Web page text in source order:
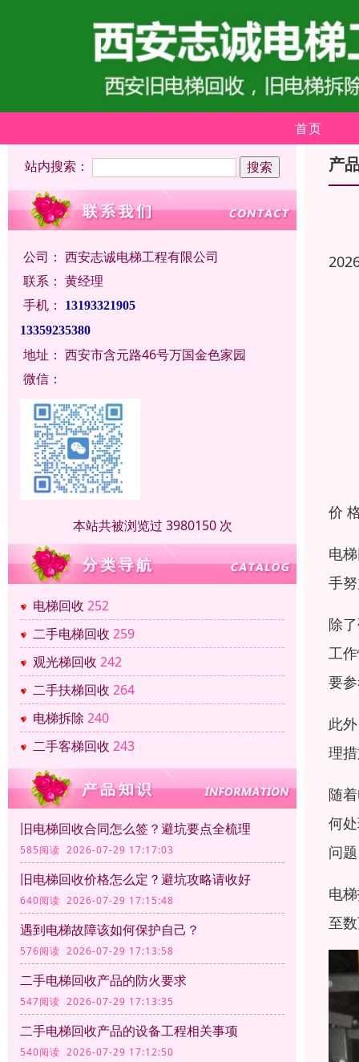
首页
站内搜索：
公司： 西安志诚电梯工程有限公司
联系： 黄经理
手机：
13193321905
13359235380
地址： 西安市含元路46号万国金色家园
微信：
本站共被浏览过 3980150 次
电梯回收 252
二手电梯回收 259
观光梯回收 242
二手扶梯回收 264
电梯拆除 240
二手客梯回收 243
旧电梯回收合同怎么签？避坑要点全梳理
585阅读 2026-07-29 17:17:03
旧电梯回收价格怎么定？避坑攻略请收好
640阅读 2026-07-29 17:15:48
遇到电梯故障该如何保护自己？
576阅读 2026-07-29 17:13:58
二手电梯回收产品的防火要求
547阅读 2026-07-29 17:13:35
二手电梯回收产品的设备工程相关事项
540阅读 2026-07-29 17:12:50
产
价
电
手
除
工
要
此
理
随
何
问
电
至